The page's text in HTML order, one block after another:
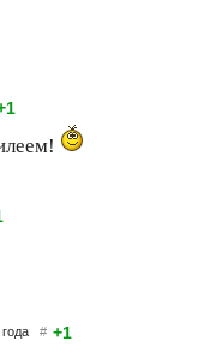
года # +1